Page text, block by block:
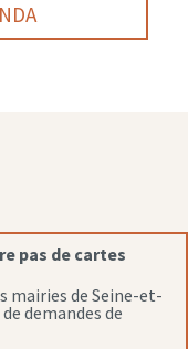
pas de cartes
mairies de Seine-et-
demandes de